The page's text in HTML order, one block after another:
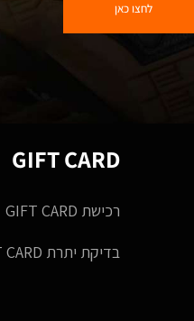
לחצו כאן
GIFT CARD
רכישת GIFT CARD
בדיקת יתרת GIFT CARD